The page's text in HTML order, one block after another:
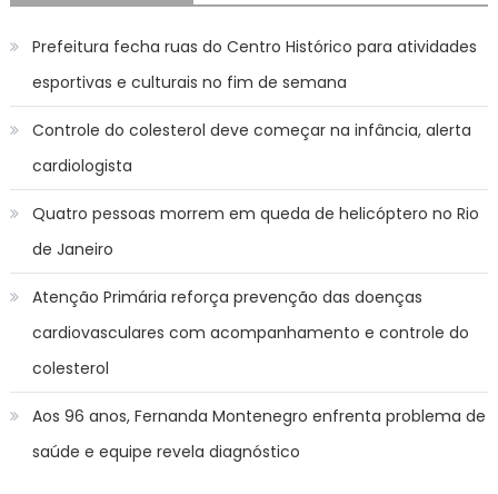
Prefeitura fecha ruas do Centro Histórico para atividades
esportivas e culturais no fim de semana
Controle do colesterol deve começar na infância, alerta
cardiologista
Quatro pessoas morrem em queda de helicóptero no Rio
de Janeiro
Atenção Primária reforça prevenção das doenças
cardiovasculares com acompanhamento e controle do
colesterol
Aos 96 anos, Fernanda Montenegro enfrenta problema de
saúde e equipe revela diagnóstico